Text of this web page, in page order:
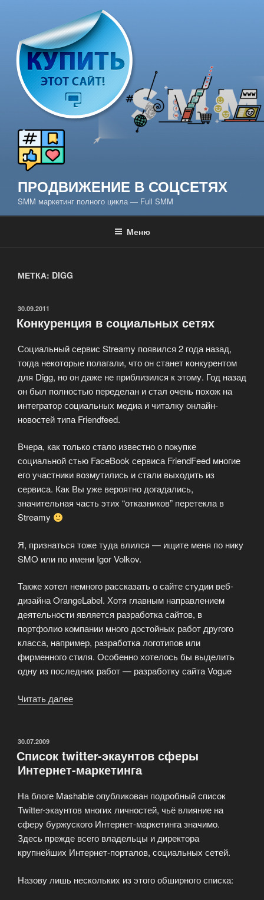
содержимому
ПРОДВИЖЕНИЕ В СОЦСЕТЯХ
SMM маркетинг полного цикла — Full SMM
Меню
МЕТКА: DIGG
ОПУБЛИКОВАНО
30.09.2011
Конкуренция в социальных сетях
Социальный сервис Streamy появился 2 года назад,
тогда некоторые полагали, что он станет конкурентом
для Digg, но он даже не приблизился к этому. Год назад
он был полностью переделан и стал очень похож на
интегратор социальных медиа и читалку онлайн-
новостей типа Friendfeed.
Вчера, как только стало известно о покупке
социальной стью FaceBook сервиса FriendFeed многие
его участники возмутились и стали выходить из
сервиса. Как Вы уже вероятно догадались,
значительная часть этих “отказников” перетекла в
Streamy
Я, признаться тоже туда влился — ищите меня по нику
SMO или по имени Igor Volkov.
Также хотел немного рассказать о сайте студии веб-
дизайна OrangeLabel. Хотя главным направлением
деятельности является разработка сайтов, в
портфолио компании много достойных работ другого
класса, например, разработка логотипов или
фирменного стиля. Особенно хотелось бы выделить
одну из последних работ — разработку сайта Vogue
Читать далее
ОПУБЛИКОВАНО
30.07.2009
Список twitter-экаунтов сферы
Интернет-маркетинга
На блоге Mashable опубликован подробный список
Twitter-экаунтов многих личностей, чьё влияние на
сферу буржуского Интернет-маркетинга значимо.
Здесь прежде всего владельцы и директора
крупнейших Интернет-порталов, социальных сетей.
Назову лишь нескольких из этого обширного списка: